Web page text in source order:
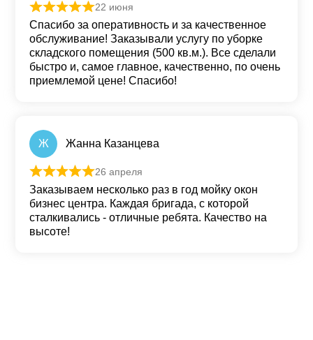
Оценка
22 июня
Спасибо за оперативность и за качественное
обслуживание! Заказывали услугу по уборке
складского помещения (500 кв.м.). Все сделали
быстро и, самое главное, качественно, по очень
приемлемой цене! Спасибо!
Ж Жанна Казанцева
Оценка из 5
26 апреля
Заказываем несколько раз в год мойку окон
бизнес центра. Каждая бригада, с которой
сталкивались - отличные ребята. Качество на
высоте!